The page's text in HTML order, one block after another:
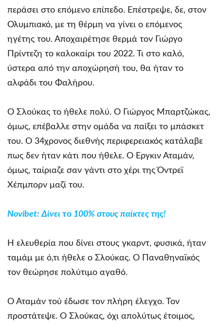
περάσει στο επόμενο επίπεδο. Επέστρεψε, δε, στον
Ολυμπιακό, με τη θέρμη να γίνει ο επόμενος
ηγέτης του. Αποχαιρέτησε θερμά τον Γιώργο
Πρίντεζη το καλοκαίρι του 2022. Τι στο καλό,
ύστερα από την αποχώρησή του, θα ήταν το
αλφάδι του Φαλήρου.
Ο Σλούκας το ήθελε πολύ. Ο Γιώργος Μπαρτζώκας,
όμως, επέβαλλε στην ομάδα να παίξει το μπάσκετ
του. Ο 34χρονος διεθνής περιφερειακός κατάλαβε
πως δεν ήταν κάτι που ήθελε. Ο Έργκιν Αταμάν,
όμως, ταίριαζε σαν γάντι στο χέρι της Όντρεϊ
Χέπμπορν μαζί του.
Novibet: Δίνει το 100% στους παίκτες της!
Η ελευθερία που δίνει στους γκαρντ, φυσικά, ήταν
ταμάμ με ό,τι ήθελε ο Σλούκας. Ο Παναθηναϊκός
τον θεώρησε πολύτιμο αγαθό.
Ο Αταμάν τού έδωσε τον πλήρη έλεγχο. Τον
προστάτεψε. Ο Σλούκας, όχι απολύτως έτοιμος,